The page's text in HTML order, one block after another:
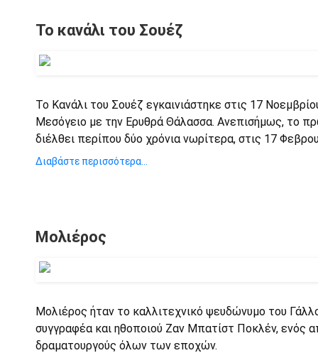
Το κανάλι του Σουέζ
Το Κανάλι του Σουέζ εγκαινιάστηκε στις 17
Μεσόγειο με την Ερυθρά Θάλασσα. Ανεπισήμως, το
διέλθει περίπου δύο χρόνια νωρίτερα, στις 17
Διαβάστε περισσότερα...
Μολιέρος
Μολιέρος ήταν το καλλιτεχνικό ψευδώνυμο του
συγγραφέα και ηθοποιού Ζαν Μπατίστ Ποκλέν, ενός
δραματουργούς όλων των εποχών.